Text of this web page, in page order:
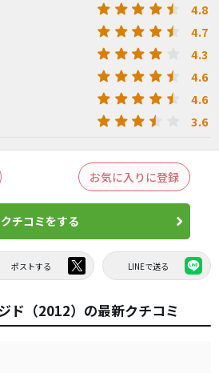
4.8
4.7
4.3
4.6
4.6
3.6
お気に入りに登録
クチコミをする
ポストする LINEで送る
ド（2012）の最新クチコミ